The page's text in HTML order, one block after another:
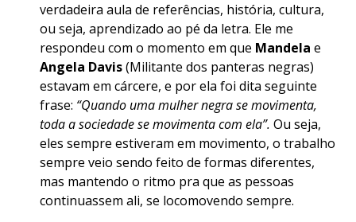
verdadeira aula de referências, história, cultura,
ou seja, aprendizado ao pé da letra. Ele me
respondeu com o momento em que Mandela e
Angela Davis(Militante dos panteras negras)
estavam em cárcere, e por ela foi dita seguinte
frase: “Quando uma mulher negra se movimenta,
toda a sociedade se movimenta com ela”. Ou seja,
eles sempre estiveram em movimento, o trabalho
sempre veio sendo feito de formas diferentes,
mas mantendo o ritmo pra que as pessoas
continuassem ali, se locomovendo sempre.